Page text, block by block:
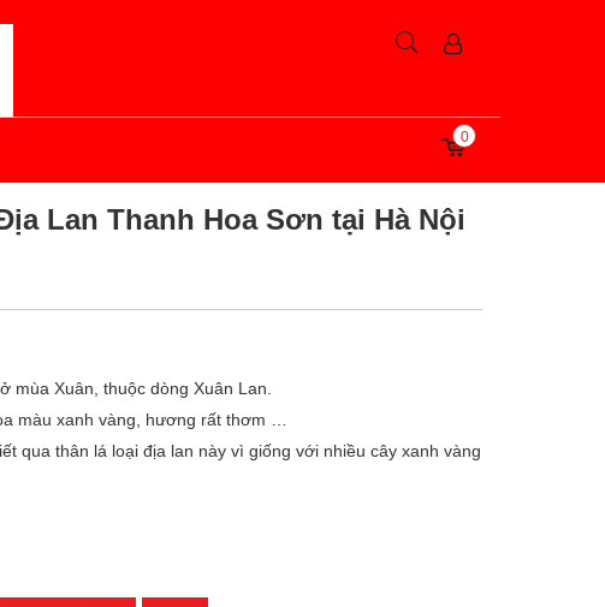
0
Lan Thanh Hoa Sơn tại Hà Nội
mùa Xuân, thuộc dòng Xuân Lan.
màu xanh vàng, hương rất thơm …
qua thân lá loại địa lan này vì giống với nhiều cây xanh vàng